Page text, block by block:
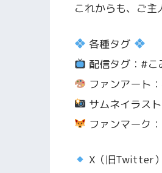
これからも、ご主
各種タグ
配信タグ：#こ
ファンアート
サムネイラス
ファンマーク：
X（旧Twitter）